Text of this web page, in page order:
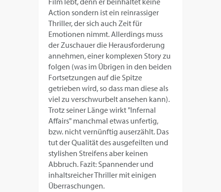
Action sondern ist ein reinrassiger
Thriller, der sich auch Zeit für
Emotionen nimmt. Allerdings muss
der Zuschauer die Herausforderung
annehmen, einer komplexen Story zu
folgen (was im Übrigen in den beiden
Fortsetzungen auf die Spitze
getrieben wird, so dass man diese als
viel zu verschwurbelt ansehen kann).
Trotz seiner Länge wirkt "Infernal
Affairs" manchmal etwas unfertig,
bzw. nicht vernünftig auserzählt. Das
tut der Qualität des ausgefeilten und
stylishen Streifens aber keinen
Abbruch. Fazit: Spannender und
inhaltsreicher Thriller mit einigen
Überraschungen.